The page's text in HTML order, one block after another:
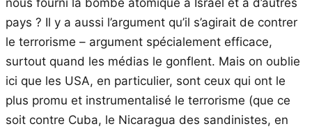
pays ? Il y a aussi l’argument qu’il s’agirait de contrer
le terrorisme – argument spécialement efficace,
surtout quand les médias le gonflent. Mais on oublie
ici que les USA, en particulier, sont ceux qui ont le
plus promu et instrumentalisé le terrorisme (que ce
soit contre Cuba, le Nicaragua des sandinistes, en